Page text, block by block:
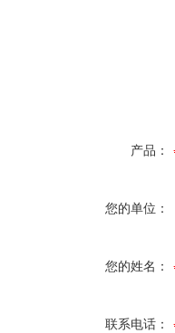
产品：
您的单位：
您的姓名：
联系电话：